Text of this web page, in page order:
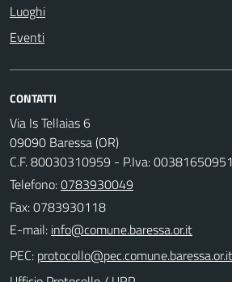
Luoghi
Eventi
CONTATTI
Via Is Tellaias 6
09090 Baressa (OR)
C.F. 80030310959 - P.Iva: 00381650951
Telefono:0783930049
Fax: 0783930118
E-mail:
PEC: